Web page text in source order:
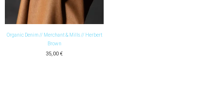
Organic Denim // Merchant & Mills // Herbert
Brown
35,00 €